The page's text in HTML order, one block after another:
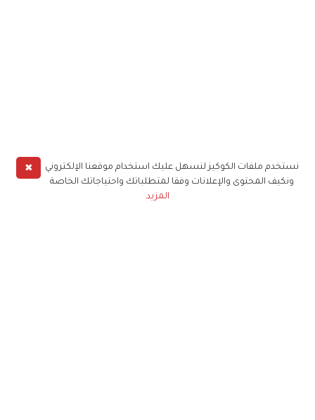
✖
نستخدم ملفات الكوكيز لنسهل عليك استخدام موقعنا الإلكتروني
ونكيف المحتوى والإعلانات وفقا لمتطلباتك واحتياجاتك الخاصة
المزيد